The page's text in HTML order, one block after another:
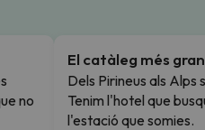
no
El catàleg més gran
Dels Pirineus als Alps
Tenim l'hotel que
l'estació que somies.